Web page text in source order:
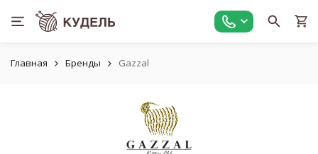
Главная Бренды Gazzal